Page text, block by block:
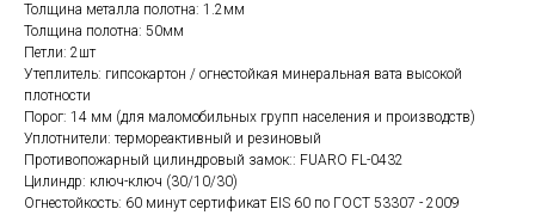
Толщина металла полотна: 1.2мм
Толщина полотна: 50мм
Петли: 2шт
Утеплитель: гипсокартон / огнестойкая минеральная вата высокой
плотности
Порог: 14 мм (для маломобильных групп населения и производств)
Уплотнители: термореактивный и резиновый
Противопожарный цилиндровый замок:: FUARO FL-0432
Цилиндр: ключ-ключ (30/10/30)
Огнестойкость: 60 минут сертификат EIS 60 по ГОСТ 53307 - 2009